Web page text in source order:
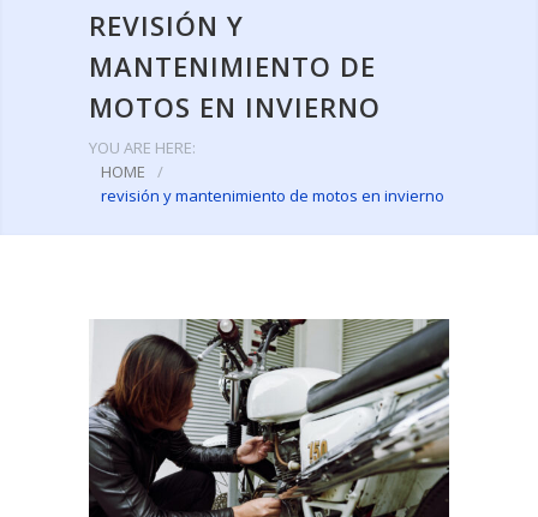
REVISIÓN Y
MANTENIMIENTO DE
MOTOS EN INVIERNO
YOU ARE HERE:
HOME
/
revisión y mantenimiento de motos en invierno